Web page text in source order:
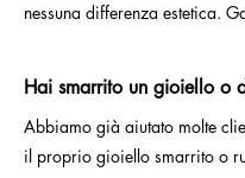
nessuna differenza estetica.
Hai smarrito un gioiello o
Abbiamo già aiutato molte
il proprio gioiello smarrito o